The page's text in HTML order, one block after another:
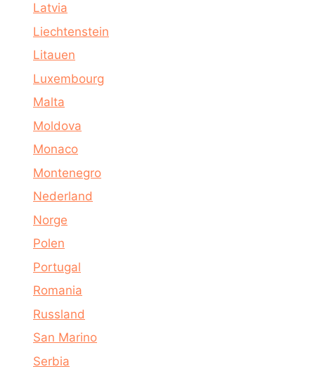
Latvia
Liechtenstein
Litauen
Luxembourg
Malta
Moldova
Monaco
Montenegro
Nederland
Norge
Polen
Portugal
Romania
Russland
San Marino
Serbia